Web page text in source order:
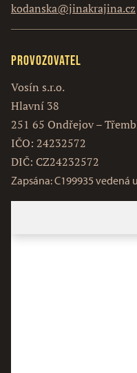
kodanska@jinakrajina.cz
Provozovatel
Vosín s.r.o.
Hlavní 38
251 65 Ondřejov –
IČO: 24232572
DIČ: CZ24232572
Zapsána: C199935 vedená